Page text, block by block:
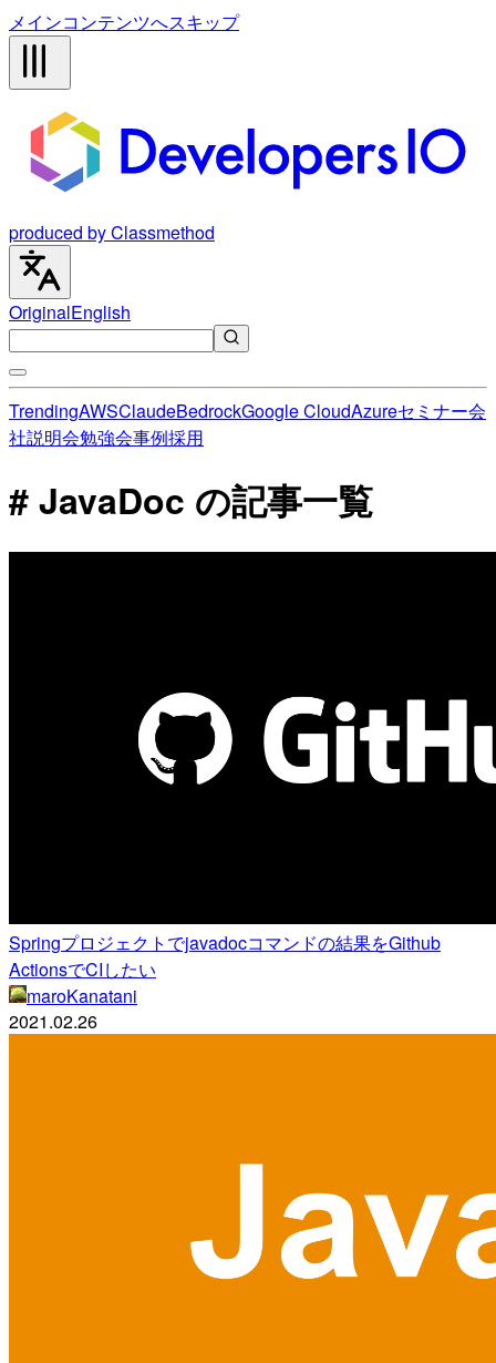
メインコンテンツへスキップ
produced by Classmethod
OriginalEnglish
TrendingAWSClaudeBedrockGoogle CloudAzureセミナー会
社説明会勉強会事例採用
# JavaDoc の記事一覧
Springプロジェクトでjavadocコマンドの結果をGithub
ActionsでCIしたい
maroKanatani
2021.02.26